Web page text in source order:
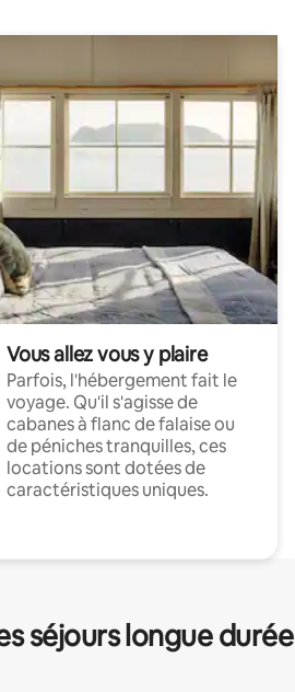
Vous allez vous y plaire
Parfois, l'hébergement fait le
voyage. Qu'il s'agisse de
cabanes à flanc de falaise ou
de péniches tranquilles, ces
locations sont dotées de
caractéristiques uniques.
séjours longue durée